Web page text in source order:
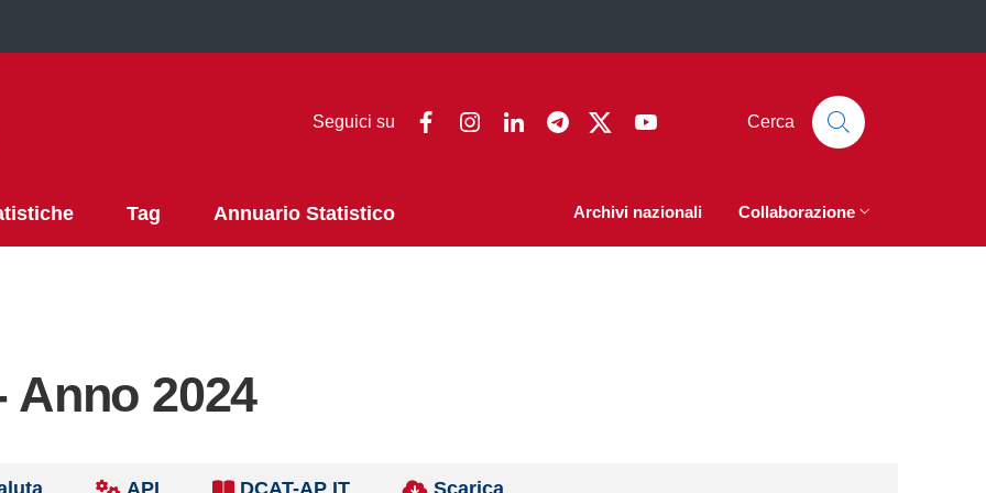
Seguici su FacebookInstagramLinkedinTelegram
Twitter Cerca
Tag Annuario Statistico Archivi nazionali Collaborazione
Anno 2024
API DCAT-AP IT Scarica